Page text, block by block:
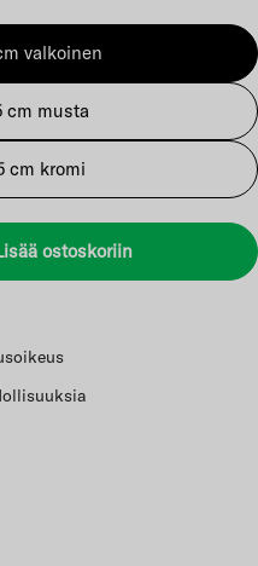
valkoinen
cm musta
cm kromi
ostoskoriin